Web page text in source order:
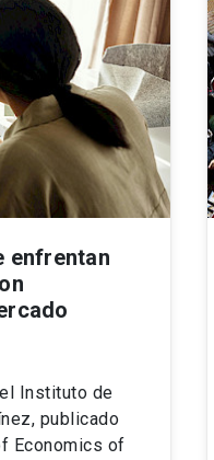
enfrentan
Instituto de
publicado
Economics of